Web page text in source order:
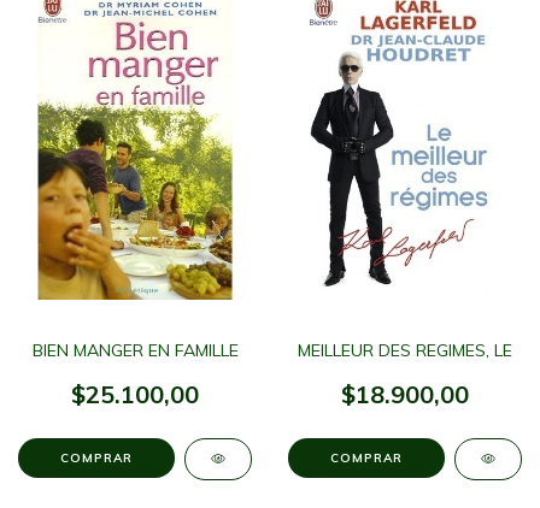
BIEN MANGER EN FAMILLE
$25.100,00
MEILLEUR DES REGIMES, LE
$18.900,00